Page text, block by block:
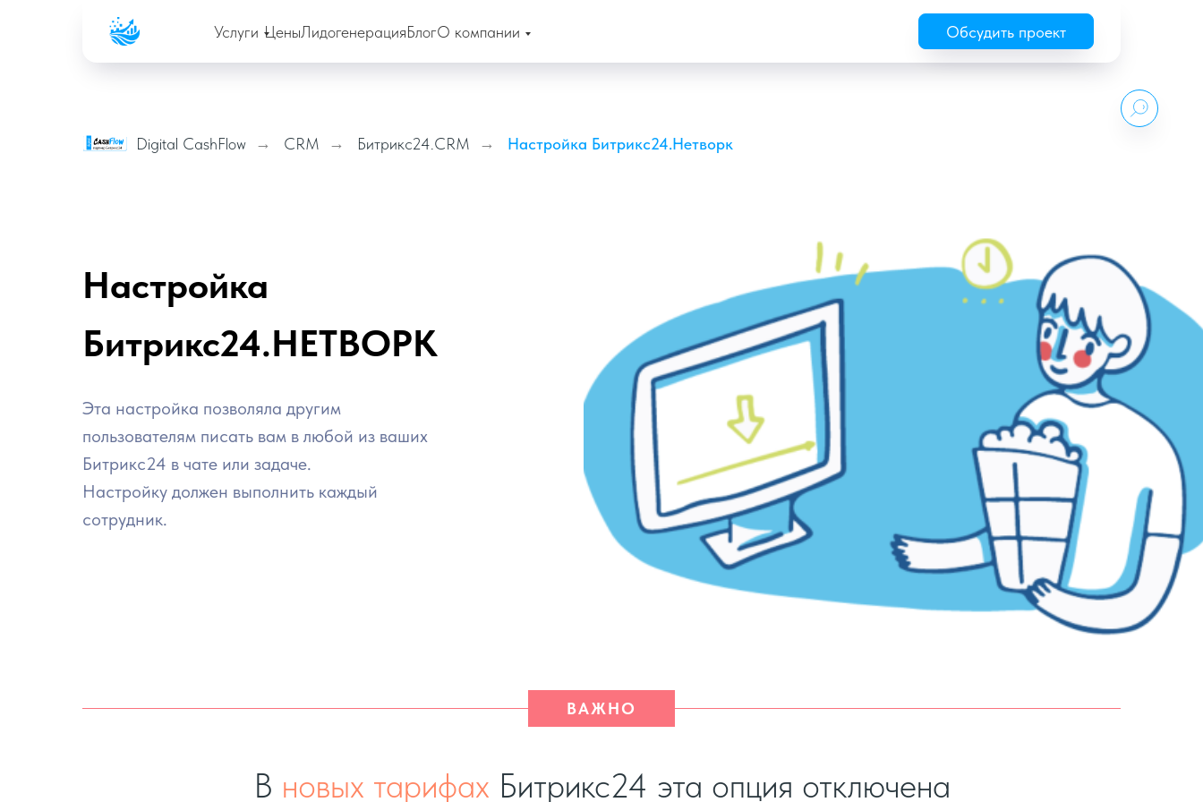
Услуги ЦеныЛидогенерацияБлогО компании Обсудить проект
Digital CashFlow → CRM → Битрикс24.CRM → Настройка Битрикс24.Нетворк
Настройка
Битрикс24.НЕТВОРК
Эта настройка позволяла другим
пользователям писать вам в любой из ваших
Битрикс24 в чате или задаче.
Настройку должен выполнить каждый
сотрудник.
ВАЖНО
В новых тарифах Битрикс24 эта опция отключена